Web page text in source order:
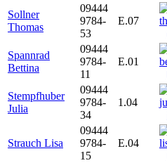
Sollner
Thomas
09444
9784-
53
E.07
Spannrad
Bettina
09444
9784-
11
E.01
Stempfhuber
Julia
09444
9784-
34
1.04
Strauch Lisa
09444
9784-
15
E.04